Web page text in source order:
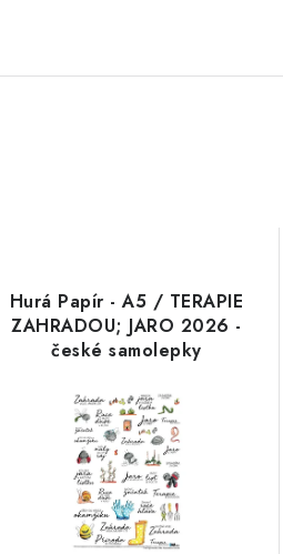
Hurá Papír - A5 / TERAPIE
ZAHRADOU; JARO 2026 -
české samolepky